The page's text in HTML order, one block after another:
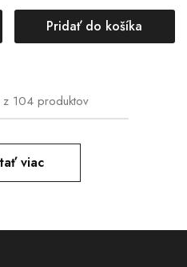
Pridať do košíka
z 104 produktov
viac